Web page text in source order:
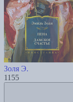
Золя Э.
1155